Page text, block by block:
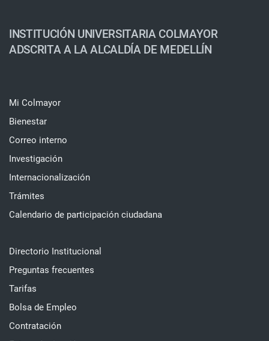
INSTITUCIÓN UNIVERSITARIA COLMAYOR
ADSCRITA A LA ALCALDÍA DE MEDELLÍN
Mi Colmayor
Bienestar
Correo interno
Investigación
Internacionalización
Trámites
Calendario de participación ciudadana
Directorio Institucional
Preguntas frecuentes
Tarifas
Bolsa de Empleo
Contratación